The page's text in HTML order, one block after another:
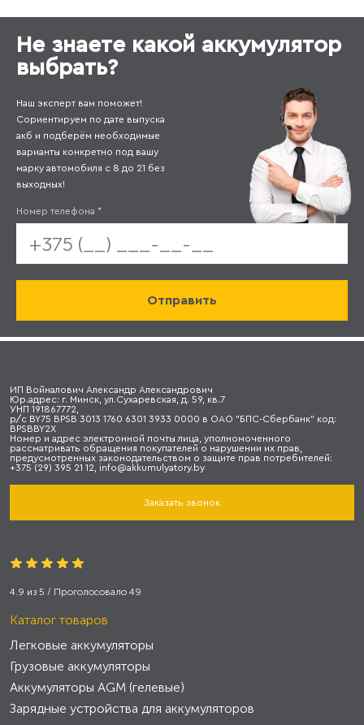
Не знаете какой аккумулятор
выбрать?
Наш эксперт вам поможет!
Сориентируем по дате выпуска
акб и подберём необходимые
варианты конкретно под вашу
марку автомобиля с 8 до 21 без
выходных!
Номер телефона *
ИП Войналович Александр Александрович
Юр.адрес: г. Минск, ул.Сухаревская, д. 59, кв.7
УНП 191867772,
р/с BY75 BPSB 3013 1760 6301 3933 0000 в ОАО "БПС-Сбербанк" код:
BPSBBY2X
Номер и адрес электронной почты лица, уполномоченного
рассматривать обращения покупателей о нарушении их прав,
предусмотренных законодательством о защите прав потребителей:
+375 (29) 395 21 12, info@akkumulyatory.by
Заказать звонок
4.9 из 5 / Проголосовало 49
Каталог товаров
Легковые аккумуляторы
Грузовые аккумуляторы
Аккумуляторы AGM (гелевые)
Зарядные устройства для аккумуляторов